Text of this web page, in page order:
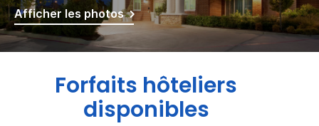
Afficher les photos
Forfaits hôteliers
disponibles